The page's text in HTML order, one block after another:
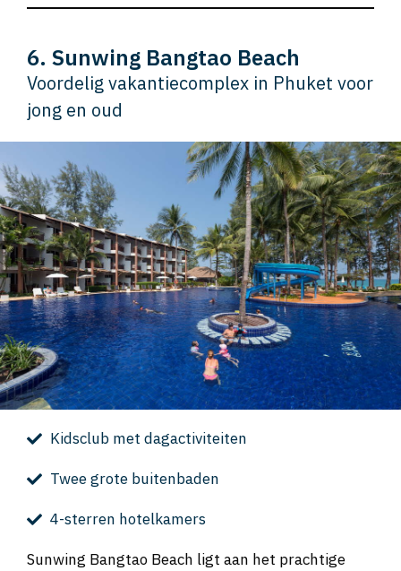
6. Sunwing Bangtao Beach
Voordelig vakantiecomplex in Phuket voor
jong en oud
Kidsclub met dagactiviteiten
Twee grote buitenbaden
4-sterren hotelkamers
Sunwing Bangtao Beach ligt aan het prachtige